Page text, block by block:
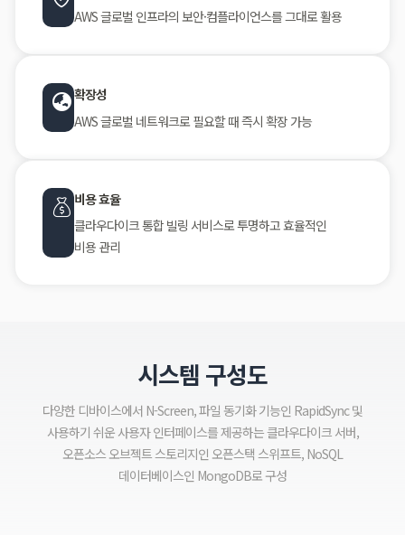
AWS 글로벌 인프라의 보안·컴플라이언스를 그대로 활용
확장성
AWS 글로벌 네트워크로 필요할 때 즉시 확장 가능
비용 효율
클라우다이크 통합 빌링 서비스로 투명하고 효율적인
비용 관리
시스템 구성도
다양한 디바이스에서 N-Screen, 파일 동기화 기능인 RapidSync 및
사용하기 쉬운 사용자 인터페이스를 제공하는 클라우다이크 서버,
오픈소스 오브젝트 스토리지인 오픈스택 스위프트, NoSQL
데이터베이스인 MongoDB로 구성